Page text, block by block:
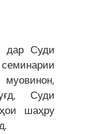
дар Суди
Суди
шаҳру